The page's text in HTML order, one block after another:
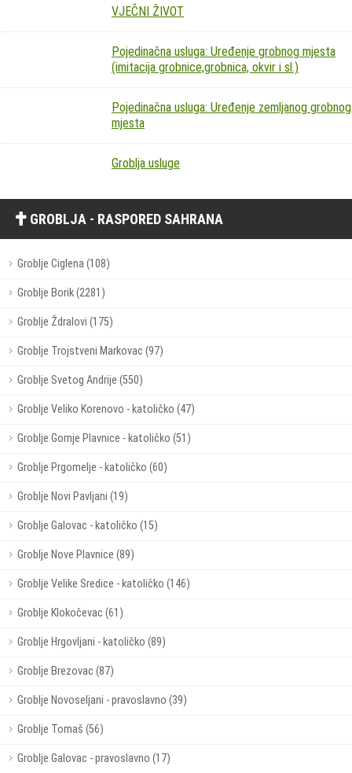
VJEČNI ŽIVOT
Pojedinačna usluga: Uređenje grobnog mjesta
(imitacija grobnice,grobnica, okvir i sl.)
Pojedinačna usluga: Uređenje zemljanog grobnog
mjesta
Groblja usluge
GROBLJA - RASPORED SAHRANA
Groblje Ciglena (108)
Groblje Borik (2281)
Groblje Ždralovi (175)
Groblje Trojstveni Markovac (97)
Groblje Svetog Andrije (550)
Groblje Veliko Korenovo - katoličko (47)
Groblje Gornje Plavnice - katoličko (51)
Groblje Prgomelje - katoličko (60)
Groblje Novi Pavljani (19)
Groblje Galovac - katoličko (15)
Groblje Nove Plavnice (89)
Groblje Velike Sredice - katoličko (146)
Groblje Klokočevac (61)
Groblje Hrgovljani - katoličko (89)
Groblje Brezovac (87)
Groblje Novoseljani - pravoslavno (39)
Groblje Tomaš (56)
Groblje Galovac - pravoslavno (17)